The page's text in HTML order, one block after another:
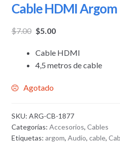
Cable HDMI Argom
$7.00 $5.00
Cable HDMI
4,5 metros de cable
Agotado
SKU: ARG-CB-1877
Categorías: Accesorios, Cables
Etiquetas: argom, Audio, cable,